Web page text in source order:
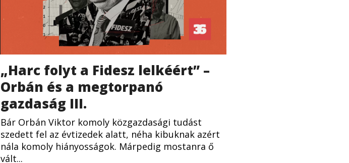
„Harc folyt a Fidesz lelkéért” –
Orbán és a megtorpanó
gazdaság III.
Bár Orbán Viktor komoly közgazdasági tudást
szedett fel az évtizedek alatt, néha kibuknak azért
nála komoly hiányosságok. Márpedig mostanra ő
vált...